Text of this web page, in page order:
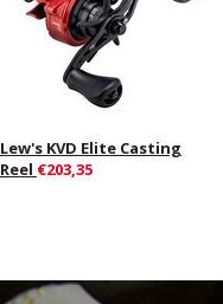
Lew's KVD Elite Casting
Reel €203,35